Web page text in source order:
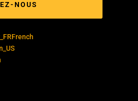
NOUS
French